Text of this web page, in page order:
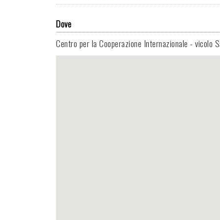
Dove
Centro per la Cooperazione Internazionale - vicolo